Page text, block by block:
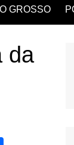
GROSSO
da